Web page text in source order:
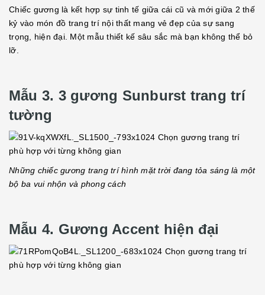
Chiếc gương là kết hợp sự tinh tế giữa cái cũ và mới giữa 2 thế
kỷ vào món đồ trang trí nội thất mang vẻ đẹp của sự sang
trọng, hiện đại. Một mẫu thiết kế sâu sắc mà bạn không thể bỏ
lỡ.
Mẫu 3. 3 gương Sunburst trang trí
tường
Những chiếc gương trang trí hình mặt trời đang tỏa sáng là một
bộ ba vui nhộn và phong cách
Mẫu 4. Gương Accent hiện đại